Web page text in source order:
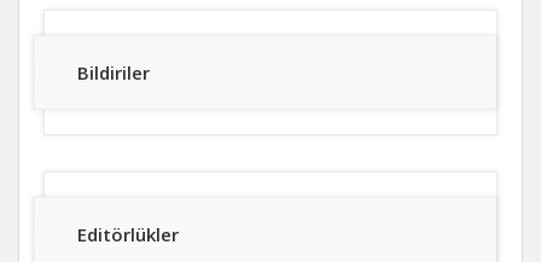
Bildiriler
Editörlükler